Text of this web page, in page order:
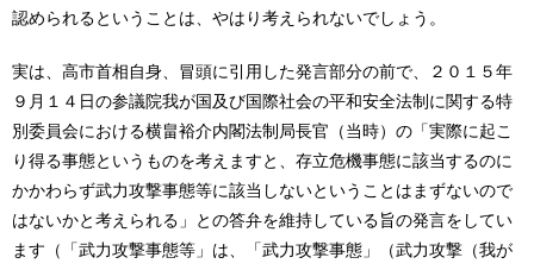
認められるということは、やはり考えられないでしょう。
実は、高市首相自身、冒頭に引用した発言部分の前で、２０１５年
９月１４日の参議院我が国及び国際社会の平和安全法制に関する特
別委員会における横畠裕介内閣法制局長官（当時）の「実際に起こ
り得る事態というものを考えますと、存立危機事態に該当するのに
かかわらず武力攻撃事態等に該当しないということはまずないので
はないかと考えられる」との答弁を維持している旨の発言をしてい
ます（「武力攻撃事態等」は、「武力攻撃事態」（武力攻撃（我が